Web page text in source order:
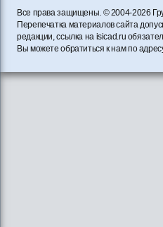
Все права защищены. © 2004-2026
Перепечатка материалов сайта
редакции, ссылка на isicad.ru
Вы можете обратиться к нам по